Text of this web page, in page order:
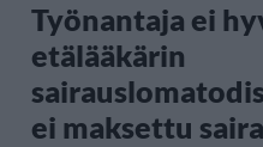
Työnantaja ei
etälääkärin
ei maksettu